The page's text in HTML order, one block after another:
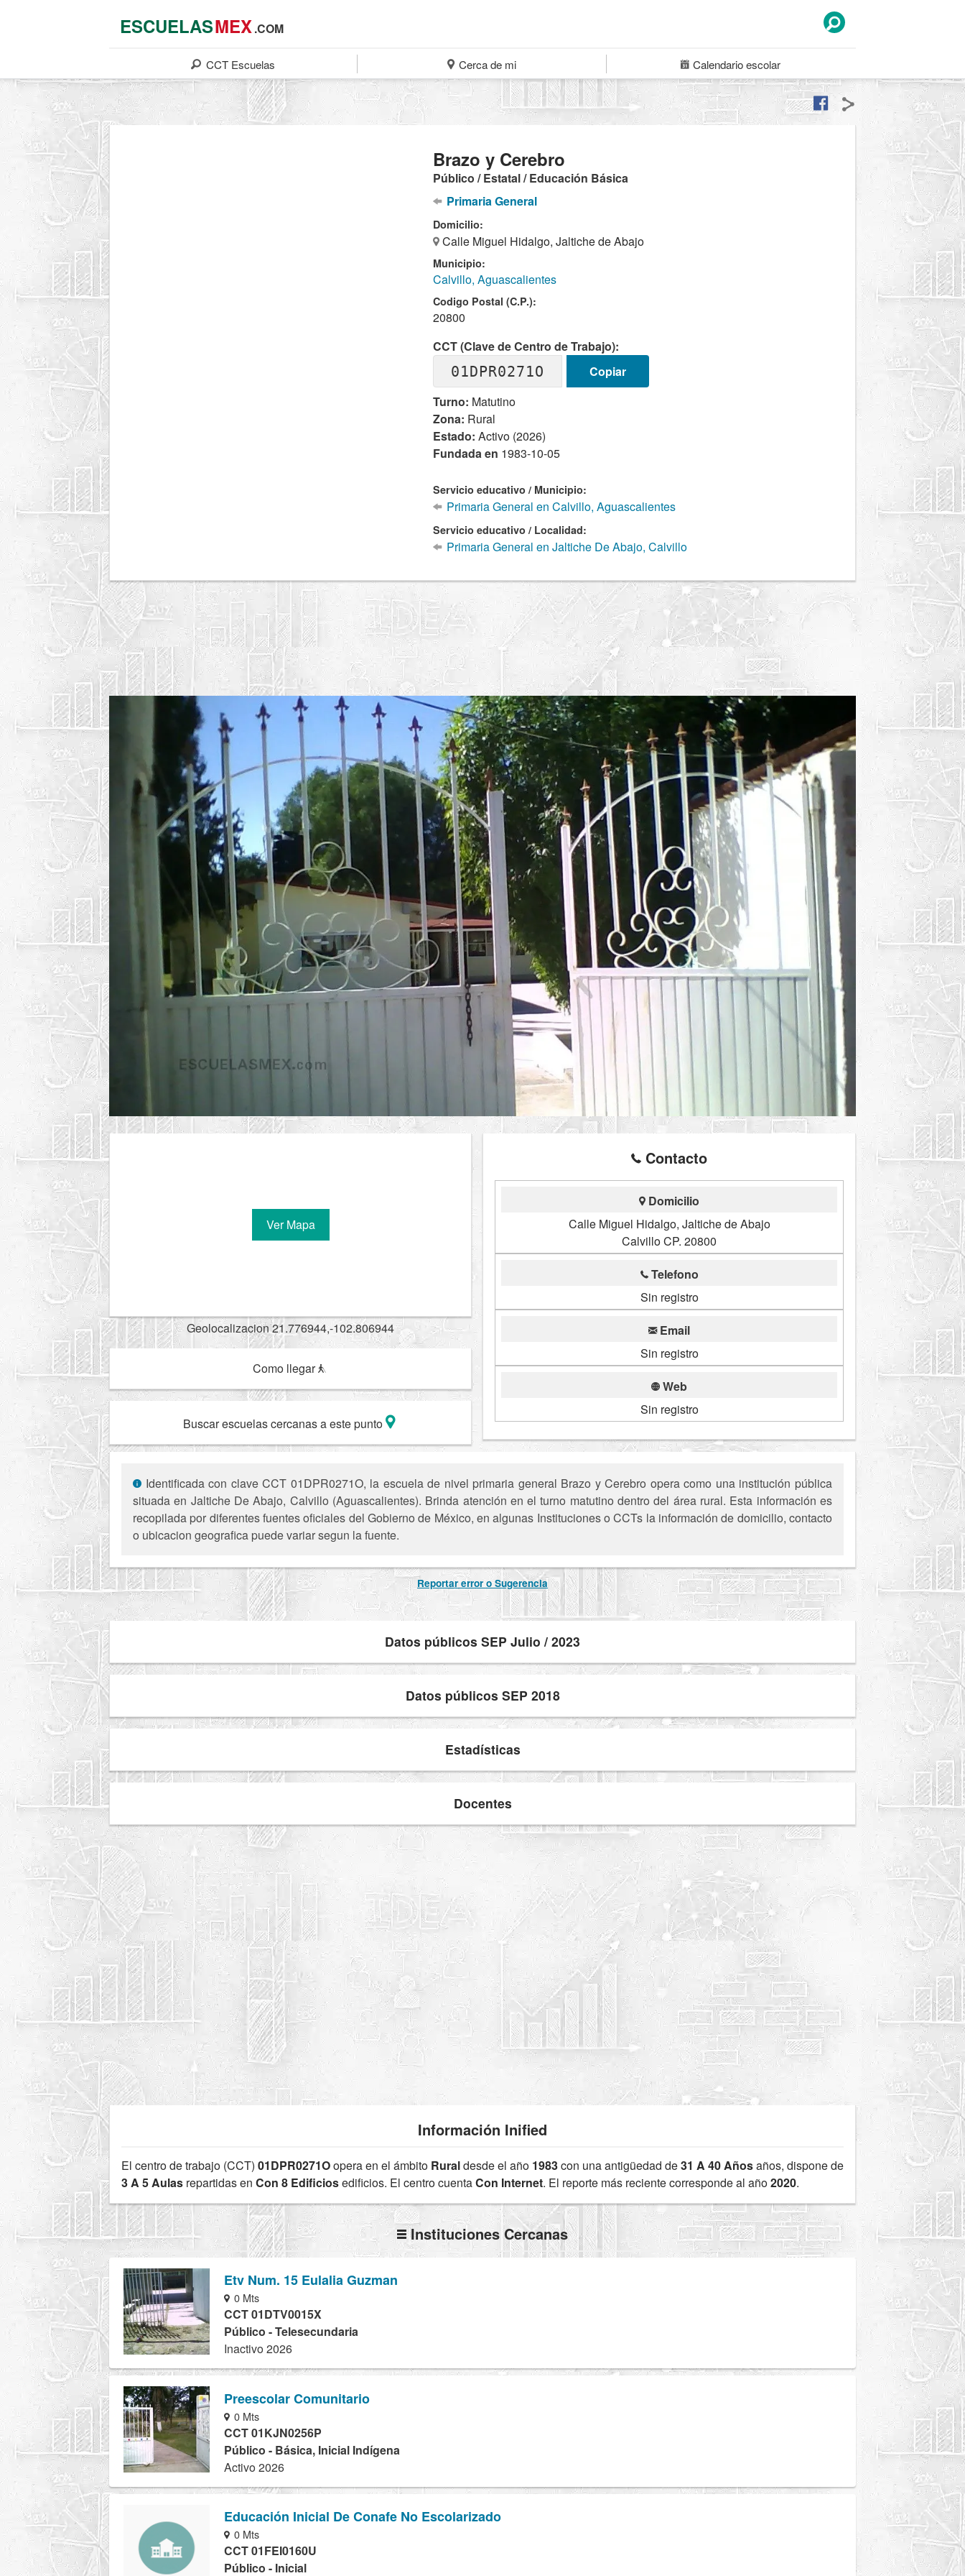
ESCUELASMEX.COM
CCT Escuelas Cerca de mi Calendarioescolar
Brazo y Cerebro
Público / Estatal / Educación Básica
Primaria General
Domicilio:
Calle Miguel Hidalgo, Jaltiche de Abajo
Municipio:
Calvillo, Aguascalientes
Codigo Postal (C.P.):
20800
CCT (Clave de Centro de Trabajo):
01DPR0271O
Copiar
Turno: Matutino
Zona: Rural
Estado: Activo (2026)
Fundada en 1983-10-05
Servicio educativo / Municipio:
Primaria General en Calvillo, Aguascalientes
Servicio educativo / Localidad:
Primaria General en Jaltiche De Abajo, Calvillo
Ver Mapa
Geolocalizacion 21.776944,-102.806944
Como llegar
Buscar escuelas cercanas a este punto
Contacto
Domicilio
Calle Miguel Hidalgo, Jaltiche de Abajo
Calvillo CP. 20800
Telefono
Sin registro
Email
Sin registro
Web
Sin registro
Identificada con clave CCT 01DPR0271O, la escuela de nivel primaria general Brazo y Cerebro opera como una institución pública
situada en Jaltiche De Abajo, Calvillo (Aguascalientes). Brinda atención en el turno matutino dentro del área rural. Esta información es
recopilada por diferentes fuentes oficiales del Gobierno de México, en algunas Instituciones o CCTs la información de domicilio, contacto
o ubicacion geografica puede variar segun la fuente.
Reportar error o Sugerencia
Datos públicos SEP Julio / 2023
Datos públicos SEP 2018
Estadísticas
Docentes
Información Inified
El centro de trabajo (CCT) 01DPR0271Oopera en el ámbito Ruraldesde el año 1983con una antigüedad de31 A 40 Añosaños, dispone de
3 A 5 Aulas repartidas en Con 8 Edificiosedificios. El centro cuentaCon Internet. El reporte más reciente corresponde al año2020.
Instituciones Cercanas
Etv Num. 15 Eulalia Guzman
0 Mts
CCT 01DTV0015X
Público - Telesecundaria
Inactivo 2026
Preescolar Comunitario
0 Mts
CCT 01KJN0256P
Público - Básica, Inicial Indígena
Activo 2026
Educación Inicial De Conafe No Escolarizado
0 Mts
CCT 01FEI0160U
Público - Inicial